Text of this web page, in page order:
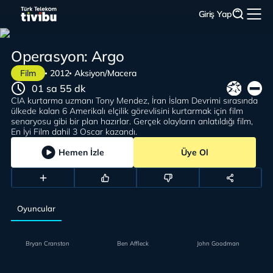
Giriş Yap
Film 2012 Aksiyon/Macera
Operasyon: Argo
CIA kurtarma uzmanı Tony Mendez, İran İslam Devrimi sırasında
ülkede kalan 6 Amerikalı elçilik görevlisini kurtarmak için film
senaryosu gibi bir plan hazırlar. Gerçek olayların anlatıldığı film,
En İyi Film dahil 3 Oscar kazandı.
01 sa 55 dk
Hemen İzle Üye Ol
Oyuncular
Bryan Cranston Ben Affleck John Goodman